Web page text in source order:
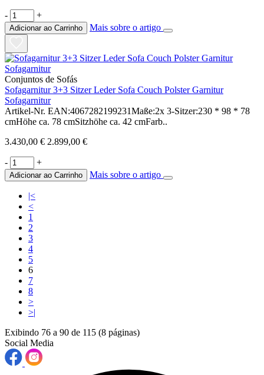
- +
Adicionar ao Carrinho Mais sobre o artigo
Conjuntos de Sofás
Sofagarnitur 3+3 Sitzer Leder Sofa Couch Polster Garnitur
Sofagarnitur
Artikel-Nr. EAN:4067282199231Maße:2x 3-Sitzer:230 * 98 * 78
cmHöhe ca. 78 cmSitzhöhe ca. 42 cmFarb..
3.430,00 € 2.899,00 €
- +
Adicionar ao Carrinho Mais sobre o artigo
|<
<
1
2
3
4
5
6
7
8
>
>|
Exibindo 76 a 90 de 115 (8 páginas)
Social Media